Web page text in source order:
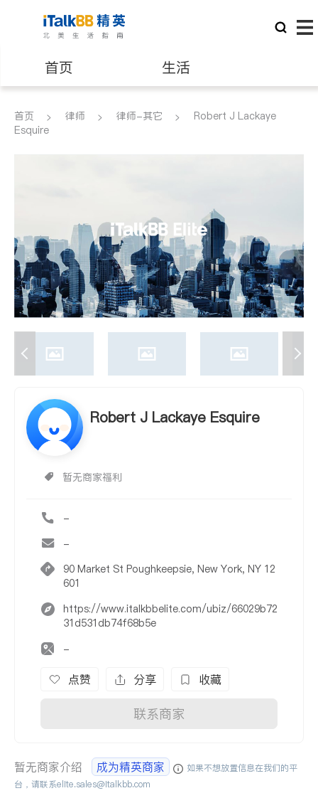
首页 生活
医生 律师
养老 非盈利组织
首页 律师 律师-其它
Robert J Lackaye
Esquire
Robert J Lackaye Esquire
暂无商家福利
-
-
90 Market St Poughkeepsie, New York, NY 12
601
https://www.italkbbelite.com/ubiz/66029b72
31d531db74f68b5e
-
点赞 分享 收藏
联系商家
暂无商家介绍 成为精英商家
如果不想放置信息在我们的平
台，请联系elite.sales@italkbb.com